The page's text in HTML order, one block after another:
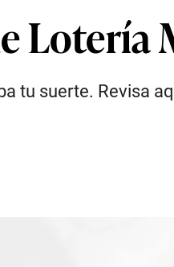
Lotería
tu suerte. Revisa